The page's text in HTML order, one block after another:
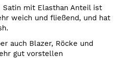
mit Elasthan Anteil ist
weich und fließend, und hat
auch Blazer, Röcke und
gut vorstellen